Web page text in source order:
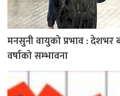
मनसुनी वायुको प्रभाव : देशभर
वर्षाको सम्भावना